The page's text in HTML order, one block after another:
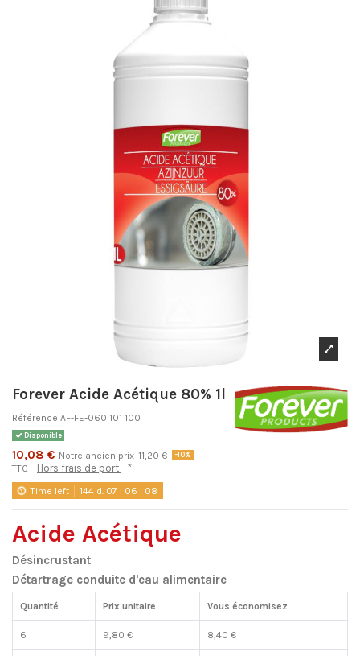
Forever Acide Acétique 80% 1l
Référence AF-FE-060 101 100
Disponible
10,08 € Notre ancien prix 11,20 € -10%
TTC Hors frais de port *
Time left 144 d. 07 : 06 : 08
Acide Acétique
Désincrustant
Détartrage conduite d'eau alimentaire
Quantité Prix unitaire Vous économisez
6 9,80 € 8,40 €